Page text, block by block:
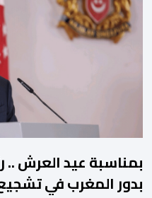
حيث يعول عليه الطاقم التقني
المسابقات المحلية والقارية
بمناسبة عيد العرش
بدور المغرب في تشجيع